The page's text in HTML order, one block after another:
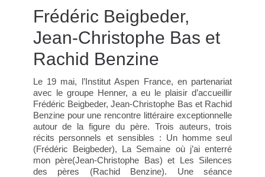
Frédéric Beigbeder,
Jean-Christophe Bas et
Rachid Benzine
Le 19 mai, l’Institut Aspen France, en partenariat
avec le groupe Henner, a eu le plaisir d’accueillir
Frédéric Beigbeder, Jean-Christophe Bas et Rachid
Benzine pour une rencontre littéraire exceptionnelle
autour de la figure du père. Trois auteurs, trois
récits personnels et sensibles : Un homme seul
(Frédéric Beigbeder), La Semaine où j’ai enterré
mon père(Jean-Christophe Bas) et Les Silences
des pères (Rachid Benzine). Une séance